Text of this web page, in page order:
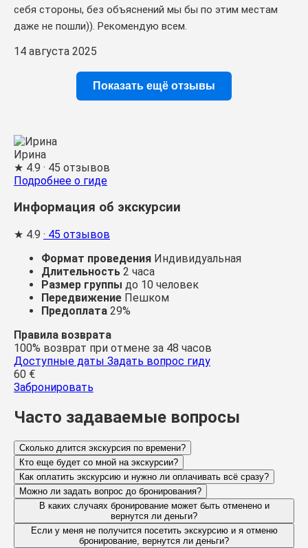
себя стороны, без объяснений мы бы по этим местам
даже не пошли)). Рекомендую всем.
14 августа 2025
Показать ещё отзывы
Ирина
★ 4.9 · 45 отзывов
Подробнее о гиде
Информация об экскурсии
★ 4.9 · 45 отзывов
Формат проведения Индивидуальная
Длительность 2 часа
Размер группы до 10 человек
Передвижение Пешком
Предоплата 29%
Правила возврата
100% возврат при отмене за 48 часов
Доступные даты Задать вопрос гиду
60 €
Забронировать
Часто задаваемые вопросы
Сколько длится экскурсия по времени?
Кто еще будет со мной на экскурсии?
Как оплатить экскурсию и нужно ли оплачивать всё сразу?
Можно ли задать вопрос до бронирования?
В каких случаях бронирование может быть отменено и
вернутся ли деньги?
Если у меня не получится посетить экскурсию и я отменю
бронирование, вернутся ли деньги?